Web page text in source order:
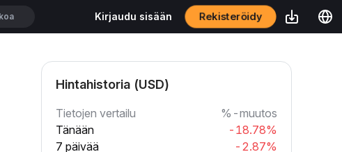
Kirjaudu sisään Rekisteröidy
Hintahistoria (USD)
Tietojen vertailu
%-muutos
Tänään
-18.78%
7 päivää
-2.87%